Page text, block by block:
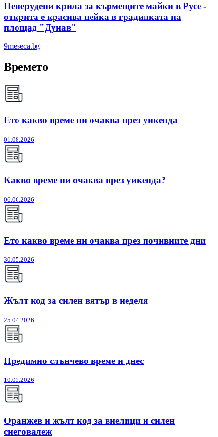
Пеперудени крила за кърмещите майки в Русе -
открита е красива пейка в градинката на
площад "Дунав"
9meseca.bg
Времето
Ето какво време ни очаква през уикенда
01.08.2026
Какво време ни очаква през уикенда?
06.06.2026
Ето какво време ни очаква през почивните дни
30.05.2026
Жълт код за силен вятър в неделя
25.04.2026
Предимно слънчево време и днес
10.03.2026
Оранжев и жълт код за виелици и силен
снеговалеж